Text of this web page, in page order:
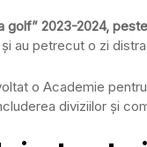
golf” 2023-2024,
au petrecut o zi
o Academie
diviziilor și